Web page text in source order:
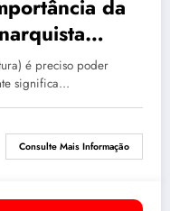
da
é preciso poder
significa…
Consulte Mais Informação